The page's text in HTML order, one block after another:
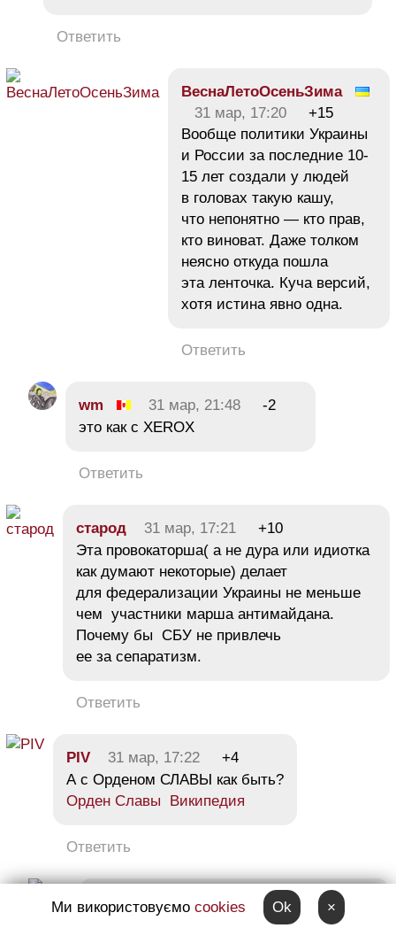
Ответить
ВеснаЛетоОсеньЗима
31 мар, 17:20
+15
Вообще политики Украины
и России за последние 10-
15 лет создали у людей
в головах такую кашу,
что непонятно — кто прав,
кто виноват. Даже толком
неясно откуда пошла
эта ленточка. Куча версий,
хотя истина явно одна.
Ответить
wm 31 мар, 21:48
-2
это как с XEROX
Ответить
старод 31 мар, 17:21
+10
Эта провокаторша( а не дура или идиотка
как думают некоторые) делает
для федерализации Украины не меньше
чем участники марша антимайдана.
Почему бы СБУ не привлечь
ее за сепаратизм.
Ответить
PIV 31 мар, 17:22
+4
А с Орденом СЛАВЫ как быть?
Орден Славы Википедия
Ответить
Figure 31 мар, 17:32
+16
Орден Славы был с Гвардейской
Ми використовуємо cookies Ok ×